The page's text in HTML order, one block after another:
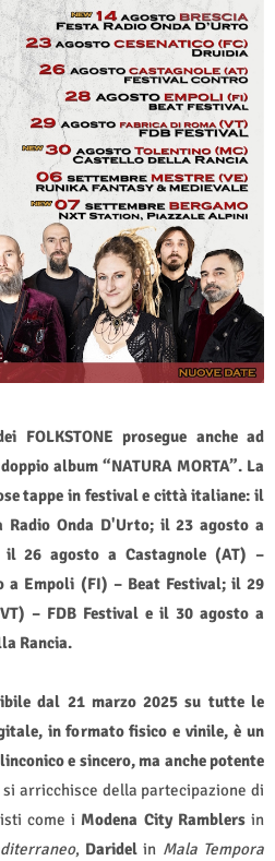
FOLKSTONE prosegue anche ad
album “NATURA MORTA”. La
tappe in festival e città italiane: il
Radio Onda D'Urto; il 23 agosto a
il 26 agosto a Castagnole (AT) –
a Empoli (FI) – Beat Festival; il 29
– FDB Festival e il 30 agosto a
Rancia.
dal 21 marzo 2025 su tutte le
in formato fisico e vinile, è un
e sincero, ma anche potente
si arricchisce della partecipazione di
come iModena City Ramblersin
, Daridelin Mala Tempora